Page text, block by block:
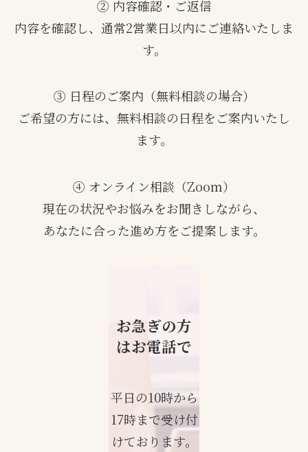
② 内容確認・ご返信
内容を確認し、通常2営業日以内にご連絡いたしま
す。
③ 日程のご案内（無料相談の場合）
ご希望の方には、無料相談の日程をご案内いたし
ます。
④ オンライン相談（Zoom）
現在の状況やお悩みをお聞きしながら、
あなたに合った進め方をご提案します。
お急ぎの方
はお電話で
平日の10時から
17時まで受け付
けております。